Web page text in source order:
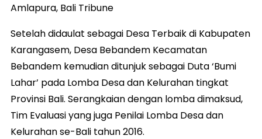
Amlapura, Bali Tribune
Setelah didaulat sebagai Desa Terbaik di Kabupaten
Karangasem, Desa Bebandem Kecamatan
Bebandem kemudian ditunjuk sebagai Duta ‘Bumi
Lahar’ pada Lomba Desa dan Kelurahan tingkat
Provinsi Bali. Serangkaian dengan lomba dimaksud,
Tim Evaluasi yang juga Penilai Lomba Desa dan
Kelurahan se-Bali tahun 2016.